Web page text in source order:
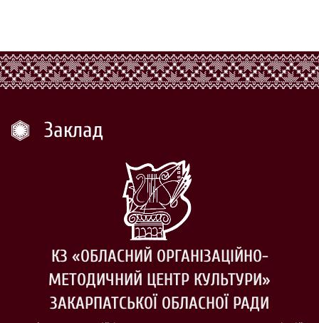
Заклад
КЗ «ОБЛАСНИЙ ОРГАНІЗАЦІЙНО-
МЕТОДИЧНИЙ ЦЕНТР КУЛЬТУРИ»
ЗАКАРПАТСЬКОЇ ОБЛАСНОЇ РАДИ